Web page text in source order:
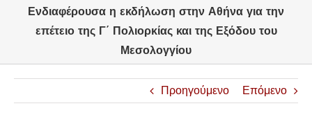
Ενδιαφέρουσα η εκδήλωση στην Αθήνα για την
επέτειο της Γ΄ Πολιορκίας και της Εξόδου του
Μεσολογγίου
Προηγούμενο Επόμενο